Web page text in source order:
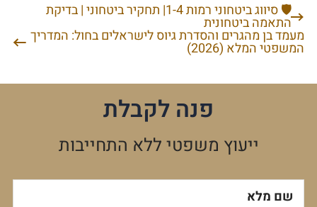
ניווט
🛡️ סיווג ביטחוני רמות 1-4| תחקיר ביטחוני | בדיקת
התאמה ביטחונית
מעמד בן מהגרים והסדרת גיוס לישראלים בחול: המדריך
המשפטי המלא (2026)
פנה לקבלת
ייעוץ משפטי ללא התחייבות
שם מלא